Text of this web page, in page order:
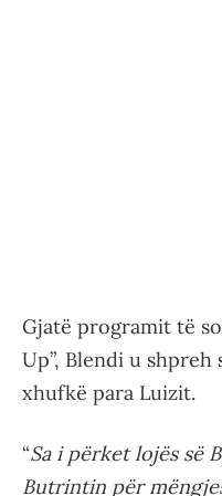
Gjatë programit të
Up”, Blendi u shpreh
xhufkë para Luizit.
“Sa i përket lojës së
Butrintin për